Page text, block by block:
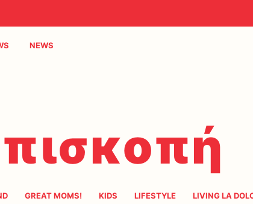
NEWS
GREAT MOMS! KIDS LIFESTYLE LIVING LA